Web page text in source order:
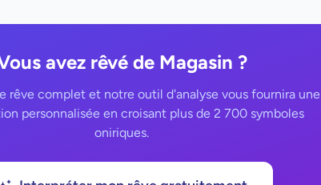
avez rêvé de Magasin ?
rêve complet et notre outil d'analyse vous fournira une
personnalisée en croisant plus de 2 700 symboles
oniriques.